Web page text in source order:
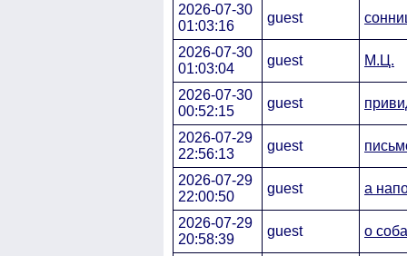
2026-07-30
01:03:16
guest
2026-07-30
01:03:04
guest М.Ц.
2026-07-30
00:52:15
guest
2026-07-29
22:56:13
guest
2026-07-29
22:00:50
guest а
2026-07-29
20:58:39
guest о